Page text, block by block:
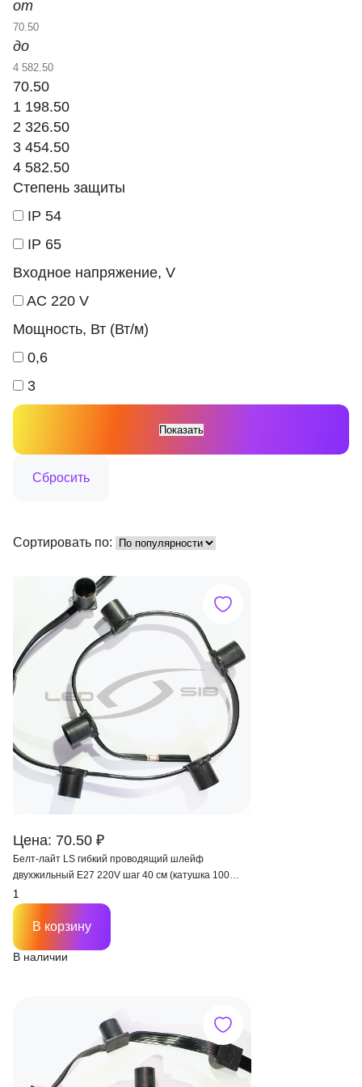
от
до
70.50
1 198.50
2 326.50
3 454.50
4 582.50
Степень защиты
IP 54
IP 65
Входное напряжение, V
AC 220 V
Мощность, Вт (Вт/м)
0,6
3
Сортировать по:
Цена: 70.50 ₽
Белт-лайт LS гибкий проводящий шлейф
двухжильный Е27 220V шаг 40 см (катушка 100
метров, до -5) IP65
В наличии
В корзину